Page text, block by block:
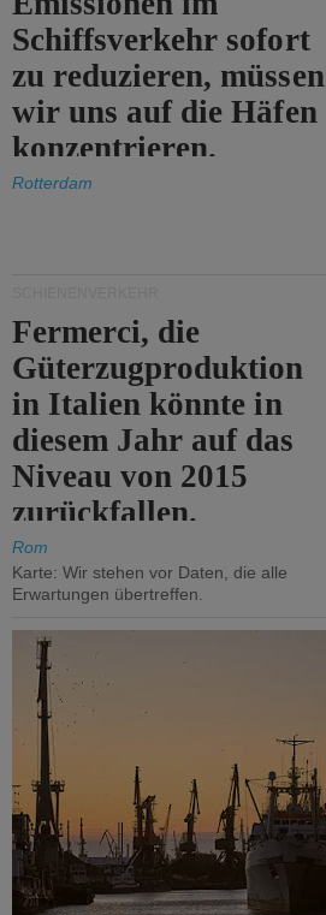
Schiffsverkehr sofort
zu reduzieren, müssen
wir uns auf die Häfen
konzentrieren.
Rotterdam
Fermerci, die
Güterzugproduktion
in Italien könnte in
diesem Jahr auf das
Niveau von 2015
zurückfallen.
Rom
Karte: Wir stehen vor Daten, die alle
Erwartungen übertreffen.